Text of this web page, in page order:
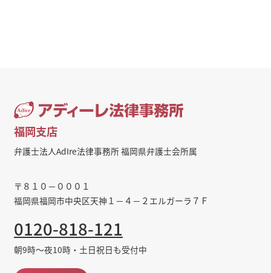
福岡支店
弁護士法人AdIre法律事務所 福岡県弁護士会所属
〒８１０－０００１
福岡県福岡市中央区天神１－４－２エルガーラ７Ｆ
0120-818-121
朝9時～夜10時・土日祝日も受付中